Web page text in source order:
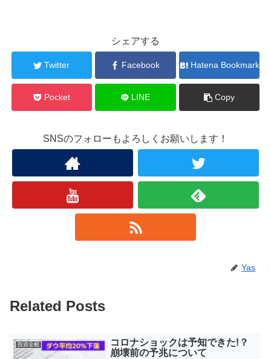
シェアする
Twitter Facebook Hatena Bookmark
Pocket LINE Copy
SNSのフォローもよろしくお願いします！
Yas
Related Posts
投資全般
コロナショックは予知できた!？
崩壊前の予兆について